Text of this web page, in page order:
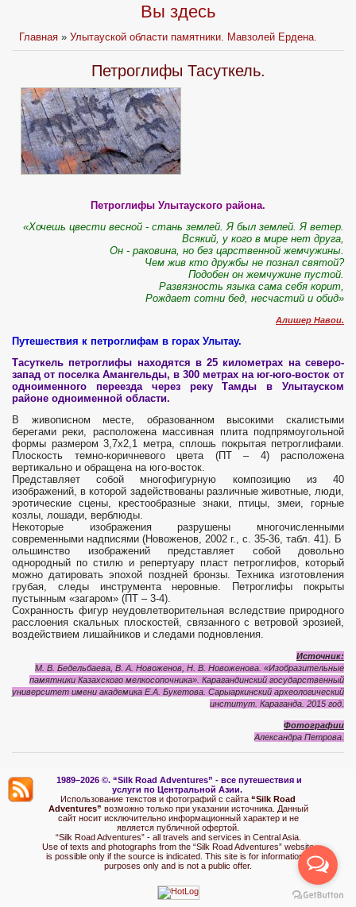
Вы здесь
Главная »Улытауской области памятники. Мавзолей Ердена.
Петроглифы Тасуткель.
Петроглифы Улытауского района.
«Хочешь цвести весной - стань землей. Я был землей. Я ветер.
Всякий, у кого в мире нет друга,
Он - раковина, но без царственной жемчужины.
Чем жив кто дружбы не познал святой?
Подобен он жемчужине пустой.
Развязность языка сама себя корит,
Рождает сотни бед, несчастий и обид»
Алишер Навои.
Путешествия к петроглифам в горах Улытау.
Тасуткель петроглифы находятся в 25 километрах на северо-
запад от поселка Амангельды, в 300 метрах на юг-юго-восток от
одноименного переезда через реку Тамды в Улытауском
районе одноименной области.
В живописном месте, образованном высокими скалистыми
берегами реки, расположена массивная плита подпрямоугольной
формы размером 3,7х2,1 метра, сплошь покрытая петроглифами.
Плоскость темно-коричневого цвета (ПТ – 4) расположена
вертикально и обращена на юго-восток.
Представляет собой многофигурную композицию из 40
изображений, в которой задействованы различные животные, люди,
эротические сцены, крестообразные знаки, птицы, змеи, горные
козлы, лошади, верблюды.
Некоторые изображения разрушены многочисленными
современными надписями (Новоженов, 2002 г., с. 35-36, табл. 41). Б
ольшинство изображений представляет собой довольно
однородный по стилю и репертуару пласт петроглифов, который
можно датировать эпохой поздней бронзы. Техника изготовления
грубая, следы инструмента неровные. Петроглифы покрыты
пустынным «загаром» (ПТ – 3-4).
Сохранность фигур неудовлетворительная вследствие природного
расслоения скальных плоскостей, связанного с ветровой эрозией,
воздействием лишайников и следами подновления.
Источник:
М. В. Бедельбаева, В. А. Новоженов, Н. В. Новоженова. «Изобразительные
памятники Казахского мелкосопочника». Карагандинский государственный
университет имени академика Е.А. Букетова. Сарыаркинский археологический
институт. Караганда. 2015 год.
Фотографии
Александра Петрова.
1989–2026 ©. “Silk Road Adventures” - все путешествия и
услуги по Центральной Азии.
Использование текстов и фотографий с сайта “Silk Road
Adventures” возможно только при указании источника. Данный
сайт носит исключительно информационный характер и не
является публичной офертой.
“Silk Road Adventures” - all travels and services in Central Asia.
Use of texts and photographs from the “Silk Road Adventures” website
is possible only if the source is indicated. This site is for informational
purposes only and is not a public offer.